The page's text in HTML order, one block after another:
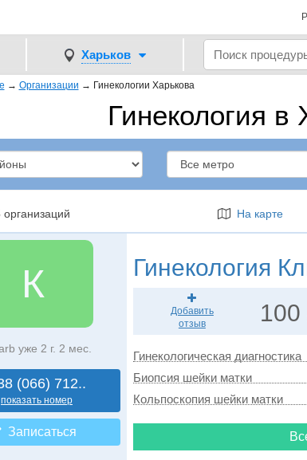
Харьков
→ Организации → Гинекологии Харькова
Гинекология в
На карте
К
уже 2 г. 2 мес.
(066) 712..
показать номер
Записаться
Гинекология
Добавить
отзыв
100
Гинекологическая диагностика
Биопсия шейки матки
Кольпоскопия шейки матки